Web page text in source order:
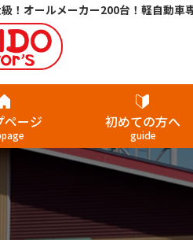
！オールメーカー200台！軽自動車
ページ 初めての方へ
guide